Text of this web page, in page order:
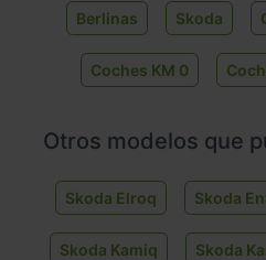
Berlinas Skoda
Coches KM 0
Otros modelos que
Skoda Elroq Skoda
Skoda Kamiq Skoda